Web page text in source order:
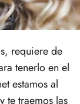
requiere de
tenerlo en el
estamos al
te traemos las